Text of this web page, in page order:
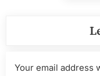
Your email address